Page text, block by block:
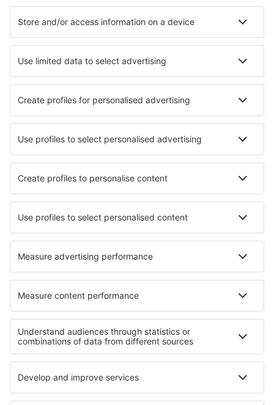
Vuelo+Hotel
Hoteles
Traslados
Atracciones
Eventos deportivos
Aprende más
Mejor Precio Garantizado
Aplicación móvil
Aerolíneas
Ryanair
Vueling
Iberia
Air Europa
Wizz Air
Sobre eSky
Términos y condiciones
Mis reservas
Política de privacidad
Asistencia y contacto